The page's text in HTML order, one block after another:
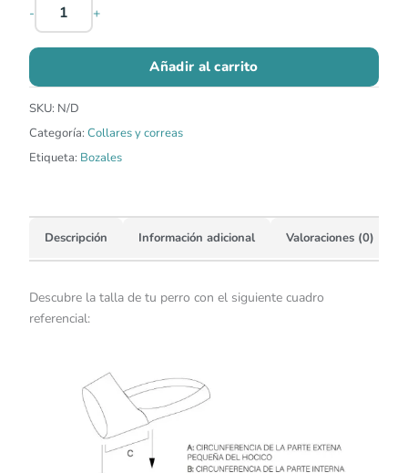
- +
Añadir al carrito
SKU: N/D
Categoría: Collares y correas
Etiqueta: Bozales
Descripción Información adicional Valoraciones (0)
Descubre la talla de tu perro con el siguiente cuadro
referencial: